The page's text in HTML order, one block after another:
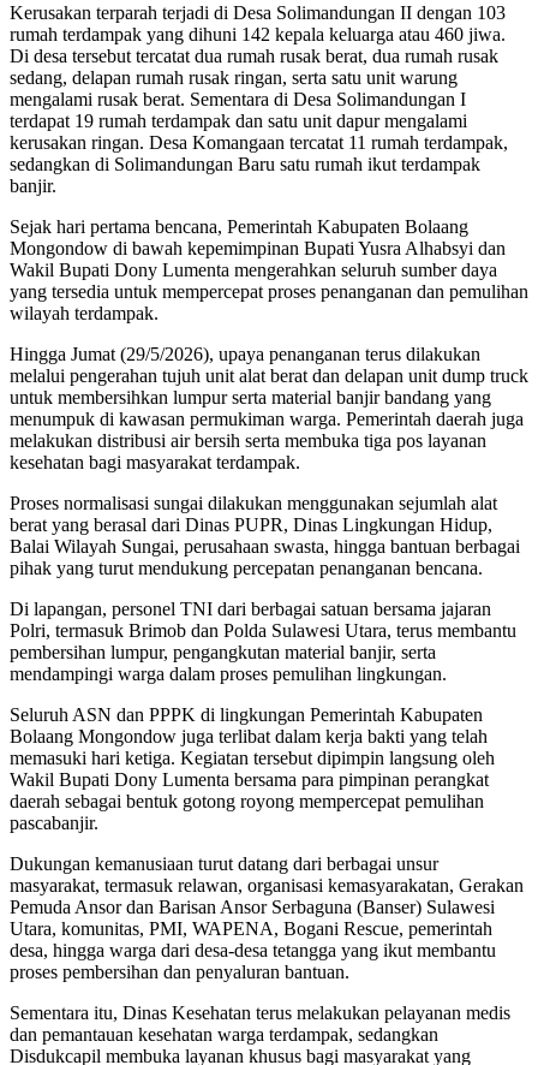
Kerusakan terparah terjadi di Desa Solimandungan II dengan 103
rumah terdampak yang dihuni 142 kepala keluarga atau 460 jiwa.
Di desa tersebut tercatat dua rumah rusak berat, dua rumah rusak
sedang, delapan rumah rusak ringan, serta satu unit warung
mengalami rusak berat. Sementara di Desa Solimandungan I
terdapat 19 rumah terdampak dan satu unit dapur mengalami
kerusakan ringan. Desa Komangaan tercatat 11 rumah terdampak,
sedangkan di Solimandungan Baru satu rumah ikut terdampak
banjir.
Sejak hari pertama bencana, Pemerintah Kabupaten Bolaang
Mongondow di bawah kepemimpinan Bupati Yusra Alhabsyi dan
Wakil Bupati Dony Lumenta mengerahkan seluruh sumber daya
yang tersedia untuk mempercepat proses penanganan dan pemulihan
wilayah terdampak.
Hingga Jumat (29/5/2026), upaya penanganan terus dilakukan
melalui pengerahan tujuh unit alat berat dan delapan unit dump truck
untuk membersihkan lumpur serta material banjir bandang yang
menumpuk di kawasan permukiman warga. Pemerintah daerah juga
melakukan distribusi air bersih serta membuka tiga pos layanan
kesehatan bagi masyarakat terdampak.
Proses normalisasi sungai dilakukan menggunakan sejumlah alat
berat yang berasal dari Dinas PUPR, Dinas Lingkungan Hidup,
Balai Wilayah Sungai, perusahaan swasta, hingga bantuan berbagai
pihak yang turut mendukung percepatan penanganan bencana.
Di lapangan, personel TNI dari berbagai satuan bersama jajaran
Polri, termasuk Brimob dan Polda Sulawesi Utara, terus membantu
pembersihan lumpur, pengangkutan material banjir, serta
mendampingi warga dalam proses pemulihan lingkungan.
Seluruh ASN dan PPPK di lingkungan Pemerintah Kabupaten
Bolaang Mongondow juga terlibat dalam kerja bakti yang telah
memasuki hari ketiga. Kegiatan tersebut dipimpin langsung oleh
Wakil Bupati Dony Lumenta bersama para pimpinan perangkat
daerah sebagai bentuk gotong royong mempercepat pemulihan
pascabanjir.
Dukungan kemanusiaan turut datang dari berbagai unsur
masyarakat, termasuk relawan, organisasi kemasyarakatan, Gerakan
Pemuda Ansor dan Barisan Ansor Serbaguna (Banser) Sulawesi
Utara, komunitas, PMI, WAPENA, Bogani Rescue, pemerintah
desa, hingga warga dari desa-desa tetangga yang ikut membantu
proses pembersihan dan penyaluran bantuan.
Sementara itu, Dinas Kesehatan terus melakukan pelayanan medis
dan pemantauan kesehatan warga terdampak, sedangkan
Disdukcapil membuka layanan khusus bagi masyarakat yang